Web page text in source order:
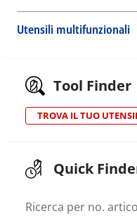
Utensili multifunzionali
Tool Finder
TROVA IL TUO
Quick
Ricerca per no.